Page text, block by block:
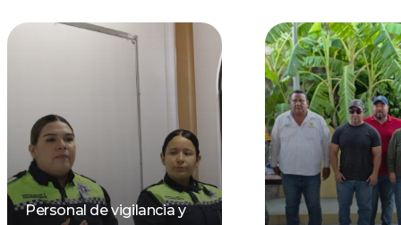
Personal de vigilancia y